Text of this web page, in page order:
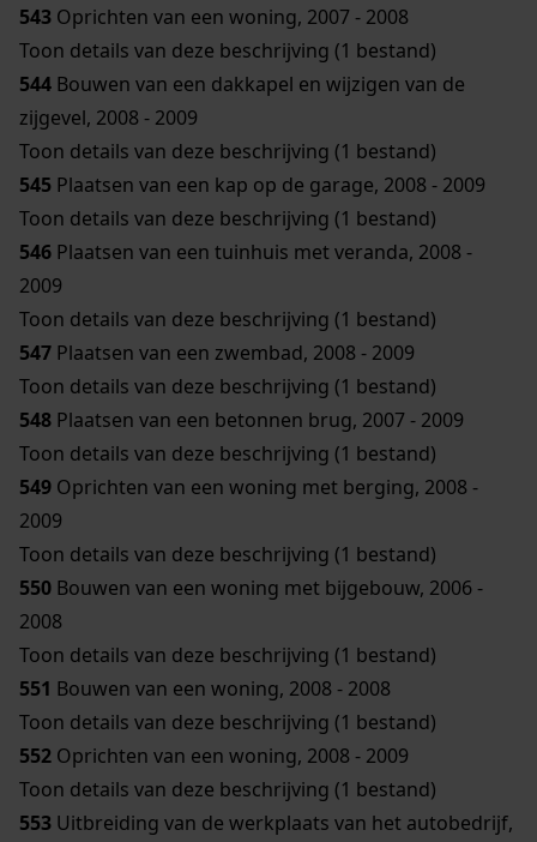
543 Oprichten van een woning, 2007 - 2008
Toon details van deze beschrijving (1 bestand)
544 Bouwen van een dakkapel en wijzigen van de
zijgevel, 2008 - 2009
Toon details van deze beschrijving (1 bestand)
545 Plaatsen van een kap op de garage, 2008 - 2009
Toon details van deze beschrijving (1 bestand)
546 Plaatsen van een tuinhuis met veranda, 2008 -
2009
Toon details van deze beschrijving (1 bestand)
547 Plaatsen van een zwembad, 2008 - 2009
Toon details van deze beschrijving (1 bestand)
548 Plaatsen van een betonnen brug, 2007 - 2009
Toon details van deze beschrijving (1 bestand)
549 Oprichten van een woning met berging, 2008 -
2009
Toon details van deze beschrijving (1 bestand)
550 Bouwen van een woning met bijgebouw, 2006 -
2008
Toon details van deze beschrijving (1 bestand)
551 Bouwen van een woning, 2008 - 2008
Toon details van deze beschrijving (1 bestand)
552 Oprichten van een woning, 2008 - 2009
Toon details van deze beschrijving (1 bestand)
553 Uitbreiding van de werkplaats van het autobedrijf,